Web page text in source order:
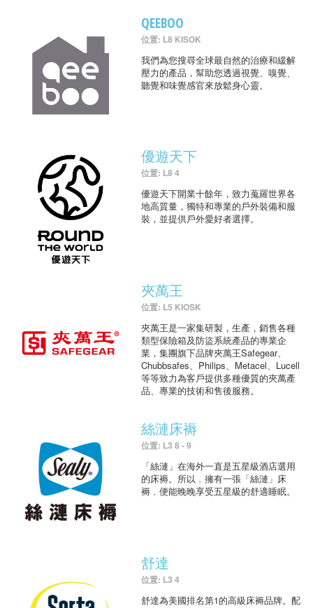
QEEBOO
位置: L8 KISOK
我們為您搜尋全球最自然的治療和緩解
壓力的產品，幫助您透過視覺、嗅覺、
聽覺和味覺感官來放鬆身心靈。
優遊天下
位置: L8 4
優遊天下開業十餘年，致力蒐羅世界各
地高質量，獨特和專業的戶外裝備和服
裝，並提供戶外愛好者選擇。
夾萬王
位置: L5 KIOSK
夾萬王是一家集研製，生產，銷售各種
類型保險箱及防盜系統產品的專業企
業，集團旗下品牌夾萬王Safegear、
Chubbsafes、Philips、Metacel、Lucell
等等致力為客戶提供多種優質的夾萬產
品、專業的技術和售後服務。
絲漣床褥
位置: L3 8 - 9
「絲漣」在海外一直是五星級酒店選用
的床褥。所以﹐擁有一張「絲漣」床
褥﹐便能晚晚享受五星級的舒適睡眠。
舒達
位置: L3 4
舒達為美國排名第1的高級床褥品牌。配